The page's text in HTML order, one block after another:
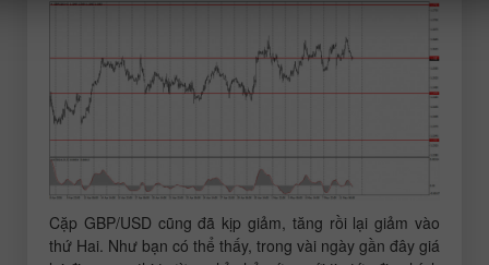
Cặp GBP/USD cũng đã kịp giảm, tăng rồi lại giảm vào
thứ Hai. Như bạn có thể thấy, trong vài ngày gần đây giá